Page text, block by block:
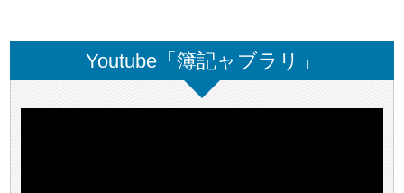
Youtube「簿記ャブラリ」